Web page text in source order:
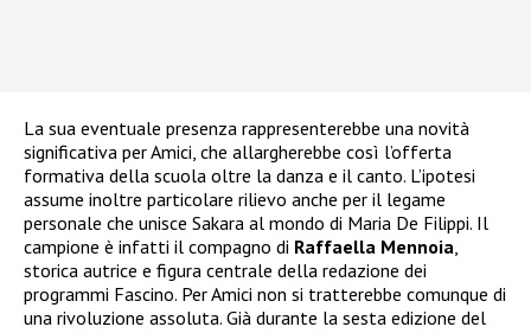
La sua eventuale presenza rappresenterebbe una novità
significativa per Amici, che allargherebbe così l’offerta
formativa della scuola oltre la danza e il canto. L’ipotesi
assume inoltre particolare rilievo anche per il legame
personale che unisce Sakara al mondo di Maria De Filippi. Il
campione è infatti il compagno di Raffaella Mennoia,
storica autrice e figura centrale della redazione dei
programmi Fascino. Per Amici non si tratterebbe comunque di
una rivoluzione assoluta. Già durante la sesta edizione del